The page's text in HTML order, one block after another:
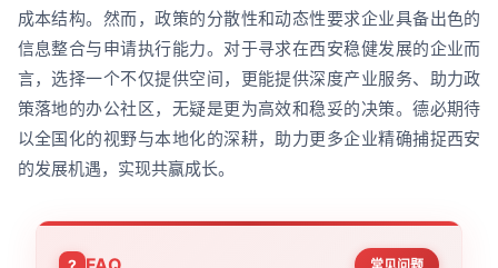
成本结构。然而，政策的分散性和动态性要求企业具备出色的
信息整合与申请执行能力。对于寻求在西安稳健发展的企业而
言，选择一个不仅提供空间，更能提供深度产业服务、助力政
策落地的办公社区，无疑是更为高效和稳妥的决策。德必期待
以全国化的视野与本地化的深耕，助力更多企业精确捕捉西安
的发展机遇，实现共赢成长。